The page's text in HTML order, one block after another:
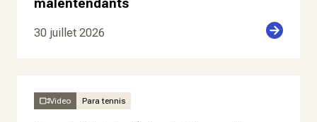
malentendants
30 juillet 2026
Video Para tennis